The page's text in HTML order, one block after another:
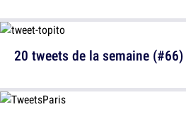
20 tweets de la semaine (#66)